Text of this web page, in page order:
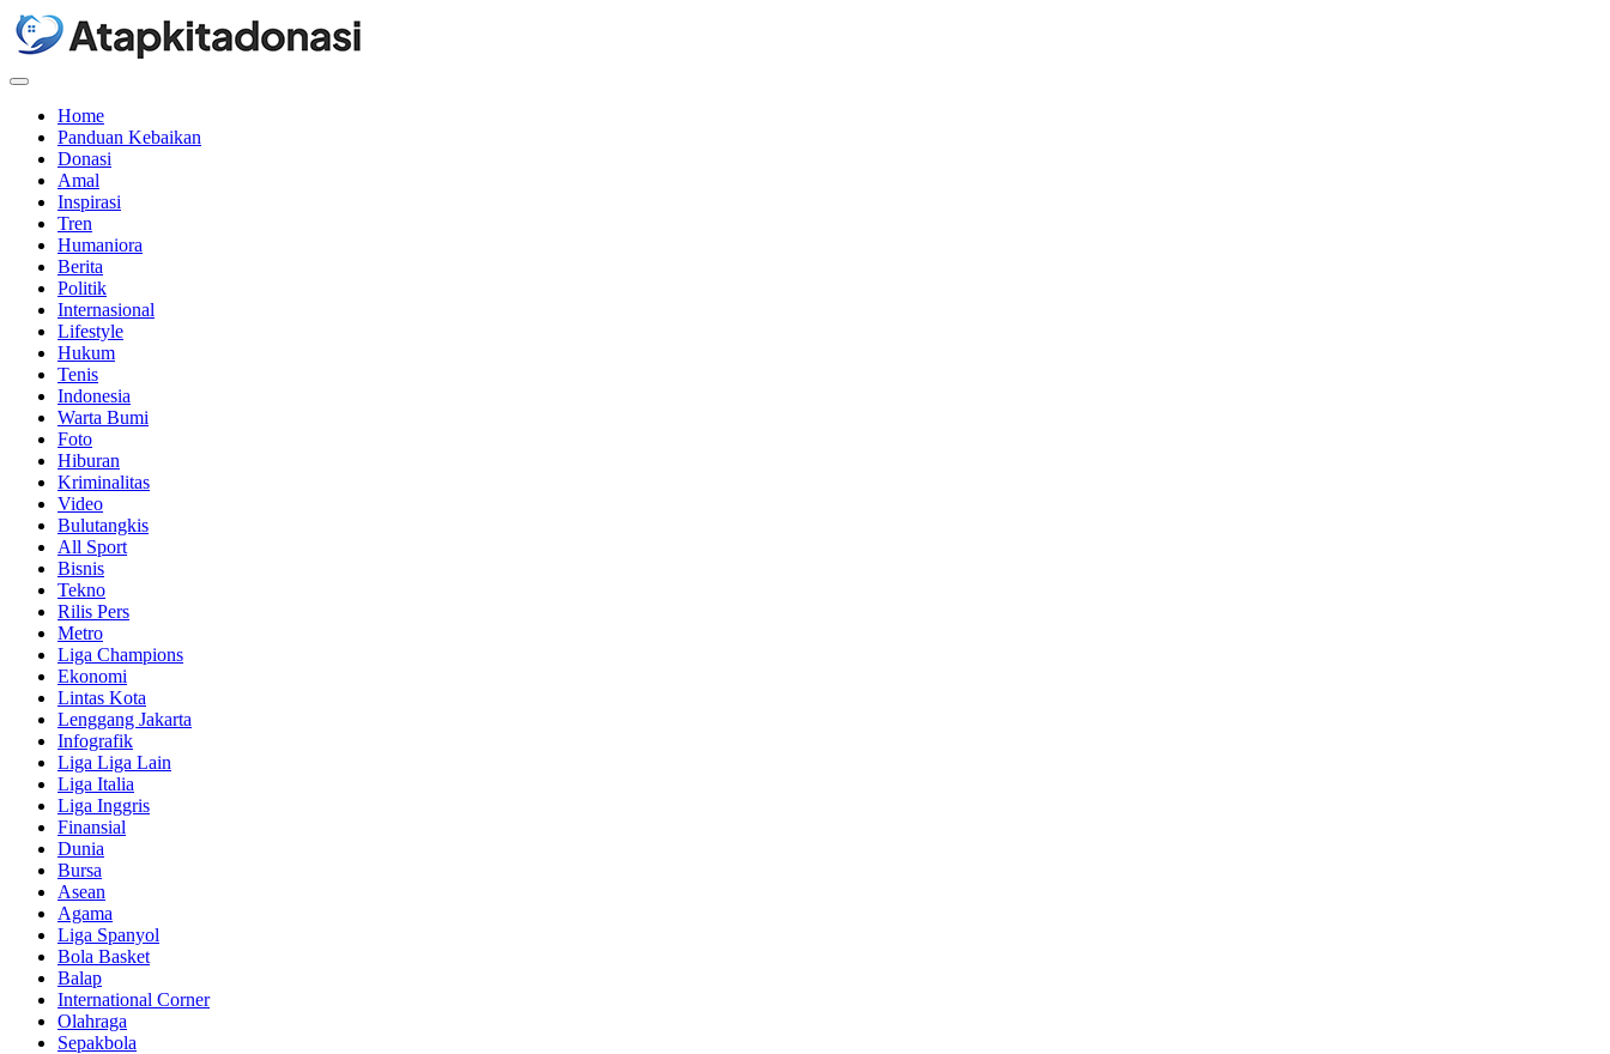
Menu
Home
Panduan Kebaikan
Donasi
Amal
Inspirasi
Tren
Humaniora
Berita
Politik
Internasional
Lifestyle
Hukum
Tenis
Indonesia
Warta Bumi
Foto
Hiburan
Kriminalitas
Video
Bulutangkis
All Sport
Bisnis
Tekno
Rilis Pers
Metro
Liga Champions
Ekonomi
Lintas Kota
Lenggang Jakarta
Infografik
Liga Liga Lain
Liga Italia
Liga Inggris
Finansial
Dunia
Bursa
Asean
Agama
Liga Spanyol
Bola Basket
Balap
International Corner
Olahraga
Sepakbola